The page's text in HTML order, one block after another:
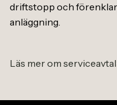
driftstopp och
anläggning.
Läs mer om serviceavtal